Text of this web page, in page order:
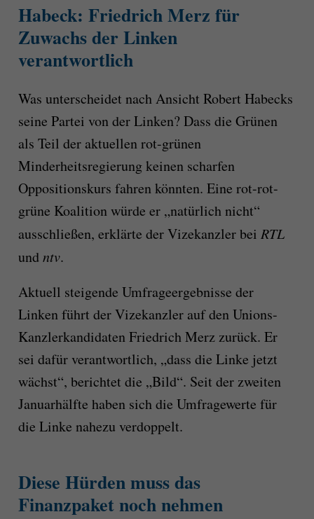
Habeck: Friedrich Merz für
Zuwachs der Linken
verantwortlich
Was unterscheidet nach Ansicht Robert Habecks
seine Partei von der Linken? Dass die Grünen
als Teil der aktuellen rot-grünen
Minderheitsregierung keinen scharfen
Oppositionskurs fahren könnten. Eine rot-rot-
grüne Koalition würde er „natürlich nicht“
ausschließen, erklärte der Vizekanzler bei RTL
undntv.
Aktuell steigende Umfrageergebnisse der
Linken führt der Vizekanzler auf den Unions-
Kanzlerkandidaten Friedrich Merz zurück. Er
sei dafür verantwortlich, „dass die Linke jetzt
wächst“, berichtet die „Bild“. Seit der zweiten
Januarhälfte haben sich die Umfragewerte für
die Linke nahezu verdoppelt.
Diese Hürden muss das
Finanzpaket noch nehmen